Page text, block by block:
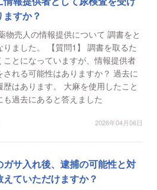
すか？
物売人の情報提供について 調書をと
問1】 調書を取るた
ことになっていますが、情報提供者
れる可能性はありますか？ 過去に
はあります。 大麻を使用したこと
も過去にあると答えました
2026年04月06日
サ入れ後、逮捕の可能性と対
ていただけますか？